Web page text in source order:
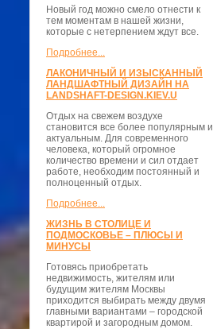
Новый год можно смело отнести к
тем моментам в нашей жизни,
которые с нетерпением ждут все.
Подробнее...
ЛАКОНИЧНЫЙ И ИЗЫСКАННЫЙ
ЛАНДШАФТНЫЙ ДИЗАЙН НА
LANDSHAFT-DESIGN.KIEV.U
Отдых на свежем воздухе
становится все более популярным и
актуальным. Для современного
человека, который огромное
количество времени и сил отдает
работе, необходим постоянный и
полноценный отдых.
Подробнее...
ЖИЗНЬ В СТОЛИЦЕ И
ПОДМОСКОВЬЕ – ПЛЮСЫ И
МИНУСЫ
Готовясь приобретать
недвижимость, жителям или
будущим жителям Москвы
приходится выбирать между двумя
главными вариантами – городской
квартирой и загородным домом.